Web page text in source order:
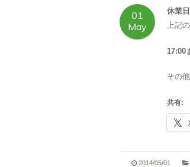
01
May
休業日
上記
17:00
その
共有:
2014/05/01